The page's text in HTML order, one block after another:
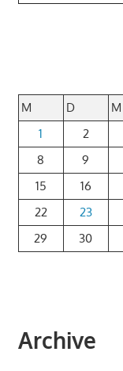
M
D M
1
2
8
9
15
16
22
23
29
30
Archive